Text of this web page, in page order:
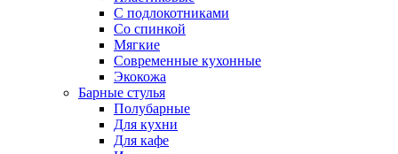
С подлокотниками
Со спинкой
Мягкие
Современные кухонные
Экокожа
Барные стулья
Полубарные
Для кухни
Для кафе